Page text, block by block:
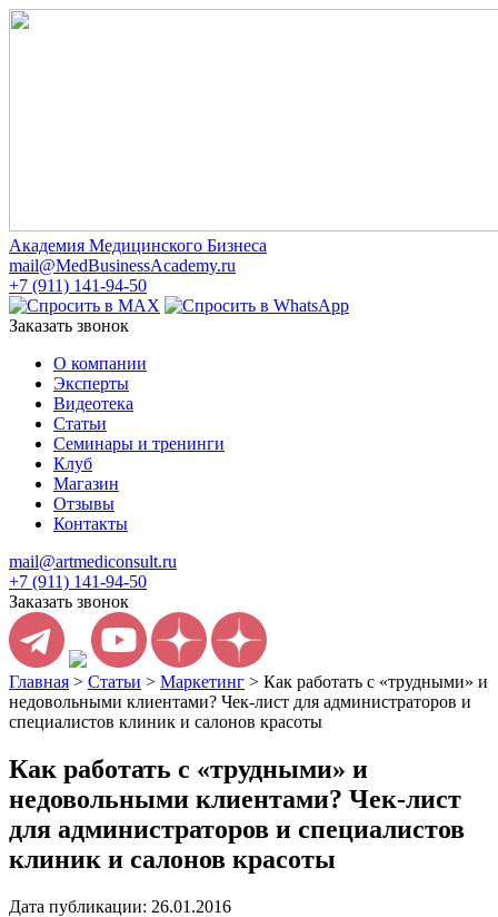
Академия Медицинского Бизнеса
mail@MedBusinessAcademy.ru
+7 (911) 141-94-50
Заказать звонок
О компании
Эксперты
Видеотека
Статьи
Семинары и тренинги
Клуб
Магазин
Отзывы
Контакты
mail@artmediconsult.ru
+7 (911) 141-94-50
Заказать звонок
Главная > Статьи > Маркетинг > Как работать с «трудными» и
недовольными клиентами? Чек-лист для администраторов и
специалистов клиник и салонов красоты
Как работать с «трудными» и
недовольными клиентами? Чек-лист
для администраторов и специалистов
клиник и салонов красоты
Дата публикации: 26.01.2016